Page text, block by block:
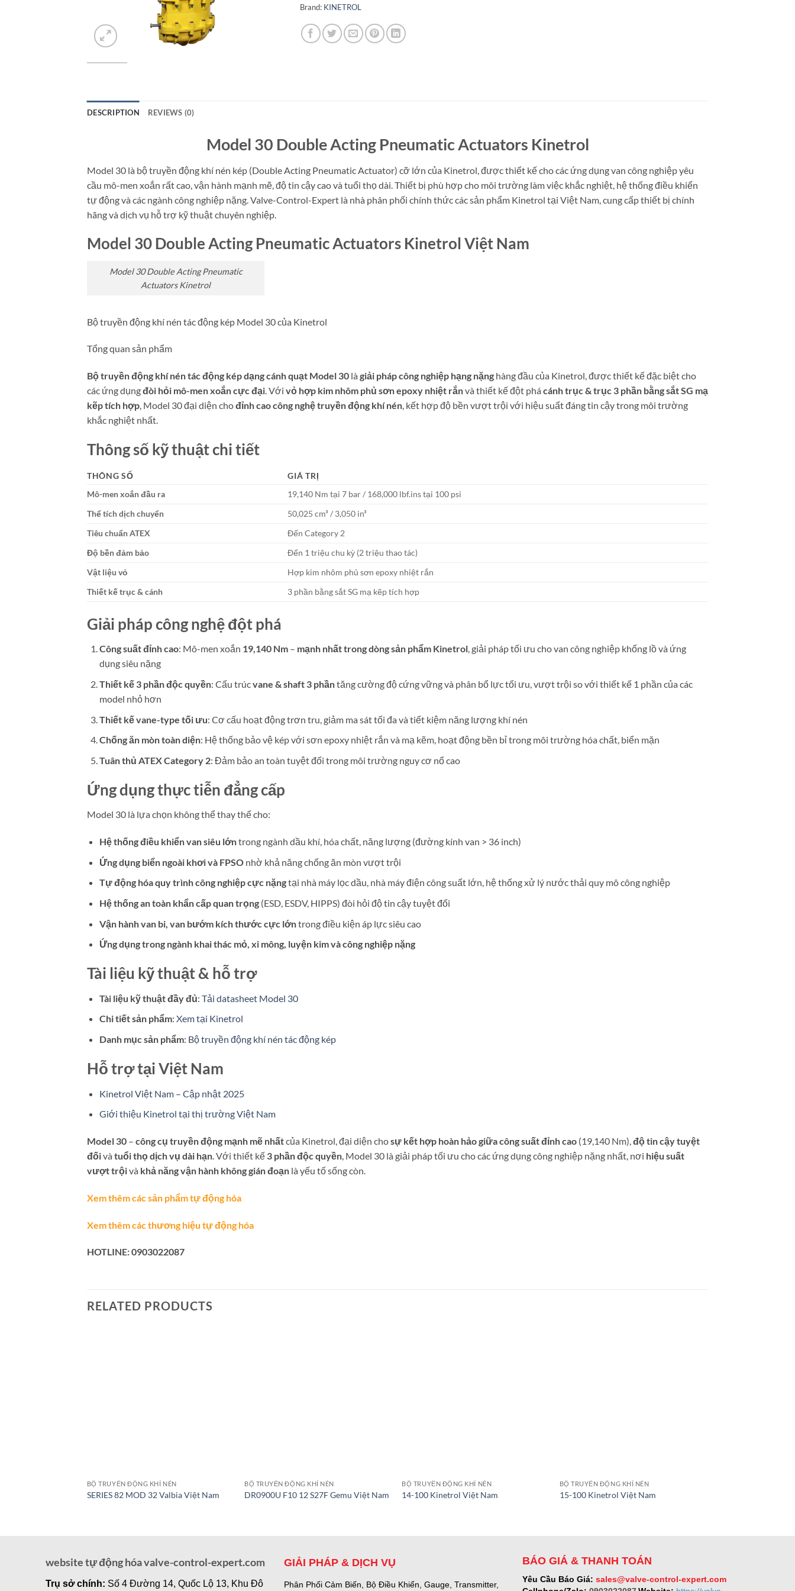
Brand: KINETROL
DESCRIPTION REVIEWS (0)
Model 30 Double Acting Pneumatic Actuators Kinetrol
Model 30 là bộ truyền động khí nén kép (Double Acting Pneumatic Actuator) cỡ lớn của Kinetrol, được thiết kế cho các ứng dụng van công nghiệp yêu
cầu mô-men xoắn rất cao, vận hành mạnh mẽ, độ tin cậy cao và tuổi thọ dài. Thiết bị phù hợp cho môi trường làm việc khắc nghiệt, hệ thống điều khiển
tự động và các ngành công nghiệp nặng. Valve-Control-Expert là nhà phân phối chính thức các sản phẩm Kinetrol tại Việt Nam, cung cấp thiết bị chính
hãng và dịch vụ hỗ trợ kỹ thuật chuyên nghiệp.
Model 30 Double Acting Pneumatic Actuators Kinetrol Việt Nam
Model 30 Double Acting Pneumatic
Actuators Kinetrol
Bộ truyền động khí nén tác động kép Model 30 của Kinetrol
Tổng quan sản phẩm
Bộ truyền động khí nén tác động kép dạng cánh quạt Model 30 là giải pháp công nghiệp hạng nặng hàng đầu của Kinetrol, được thiết kế đặc biệt cho
các ứng dụngđòi hỏi mô-men xoắn cực đại. Với vỏ hợp kim nhôm phủ sơn epoxy nhiệt rắnvà thiết kế đột phá cánh trục & trục 3 phần bằng sắt SG mạ
kẽp tích hợp, Model 30 đại diện chođỉnh cao công nghệ truyền động khí nén, kết hợp độ bền vượt trội với hiệu suất đáng tin cậy trong môi trường
khắc nghiệt nhất.
Thông số kỹ thuật chi tiết
THÔNG SỐ
GIÁ TRỊ
Mô-men xoắn đầu ra
19,140 Nm tại 7 bar / 168,000 lbf.ins tại 100 psi
Thể tích dịch chuyển
50,025 cm³ / 3,050 in³
Tiêu chuẩn ATEX
Đến Category 2
Độ bền đảm bảo
Đến 1 triệu chu kỳ (2 triệu thao tác)
Vật liệu vỏ
Hợp kim nhôm phủ sơn epoxy nhiệt rắn
Thiết kế trục & cánh
3 phần bằng sắt SG mạ kẽp tích hợp
Giải pháp công nghệ đột phá
Công suất đỉnh cao: Mô-men xoắn 19,140 Nm– mạnh nhất trong dòng sản phẩm Kinetrol, giải pháp tối ưu cho van công nghiệp khổng lồ và ứng
dụng siêu nặng
Thiết kế 3 phần độc quyền: Cấu trúcvane & shaft 3 phầntăng cường độ cứng vững và phân bổ lực tối ưu, vượt trội so với thiết kế 1 phần của các
model nhỏ hơn
Thiết kế vane-type tối ưu: Cơ cấu hoạt động trơn tru, giảm ma sát tối đa và tiết kiệm năng lượng khí nén
Chống ăn mòn toàn diện: Hệ thống bảo vệ kép với sơn epoxy nhiệt rắn và mạ kẽm, hoạt động bền bỉ trong môi trường hóa chất, biển mặn
Tuân thủ ATEX Category 2: Đảm bảo an toàn tuyệt đối trong môi trường nguy cơ nổ cao
Ứng dụng thực tiễn đẳng cấp
Model 30 là lựa chọn không thể thay thế cho:
Hệ thống điều khiển van siêu lớntrong ngành dầu khí, hóa chất, năng lượng (đường kính van > 36 inch)
Ứng dụng biển ngoài khơi và FPSOnhờ khả năng chống ăn mòn vượt trội
Tự động hóa quy trình công nghiệp cực nặngtại nhà máy lọc dầu, nhà máy điện công suất lớn, hệ thống xử lý nước thải quy mô công nghiệp
Hệ thống an toàn khẩn cấp quan trọng(ESD, ESDV, HIPPS) đòi hỏi độ tin cậy tuyệt đối
Vận hành van bi, van bướm kích thước cực lớntrong điều kiện áp lực siêu cao
Ứng dụng trong ngành khai thác mỏ, xi mông, luyện kim và công nghiệp nặng
Tài liệu kỹ thuật & hỗ trợ
Tài liệu kỹ thuật đầy đủ: Tải datasheet Model 30
Chi tiết sản phẩm: Xem tại Kinetrol
Danh mục sản phẩm: Bộ truyền động khí nén tác động kép
Hỗ trợ tại Việt Nam
Kinetrol Việt Nam – Cập nhật 2025
Giới thiệu Kinetrol tại thị trường Việt Nam
Model 30 – công cụ truyền động mạnh mẽ nhấtcủa Kinetrol, đại diện chosự kết hợp hoàn hảo giữa công suất đỉnh cao (19,140 Nm),độ tin cậy tuyệt
đốivà tuổi thọ dịch vụ dài hạn. Với thiết kế 3 phần độc quyền, Model 30 là giải pháp tối ưu cho các ứng dụng công nghiệp nặng nhất, nơi hiệu suất
vượt trộivà khả năng vận hành không gián đoạn là yếu tố sống còn.
Xem thêm các sản phẩm tự động hóa
Xem thêm các thương hiệu tự động hóa
HOTLINE: 0903022087
RELATED PRODUCTS
BỘ TRUYỀN ĐỘNG KHÍ NÉN
SERIES 82 MOD 32 Valbia Việt Nam
BỘ TRUYỀN ĐỘNG KHÍ NÉN
DR0900U F10 12 S27F Gemu Việt Nam
BỘ TRUYỀN ĐỘNG KHÍ NÉN
14-100 Kinetrol Việt Nam
BỘ TRUYỀN ĐỘNG KHÍ NÉN
15-100 Kinetrol Việt Nam
website tự động hóa valve-control-expert.com
Trụ sở chính: Số 4 Đường 14, Quốc Lộ 13, Khu Đô
GIẢI PHÁP & DỊCH VỤ
Phân Phối Cảm Biến, Bộ Điều Khiển, Gauge, Transmitter,
BÁO GIÁ & THANH TOÁN
Yêu Cầu Báo Giá: sales@valve-control-expert.com